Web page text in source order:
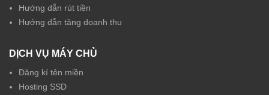
Hướng dẫn rút tiền
Hướng dẫn tăng doanh thu
DỊCH VỤ MÁY CHỦ
Đăng kí tên miền
Hosting SSD